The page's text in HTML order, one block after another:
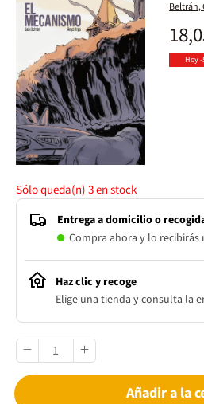
Beltrán,
Hoy
Sólo queda(n)3en stock
Entrega a domicilio o
Compra ahora y lo recibirás
Haz clic y recoge
Elige una tienda y consulta la
Añadir a la